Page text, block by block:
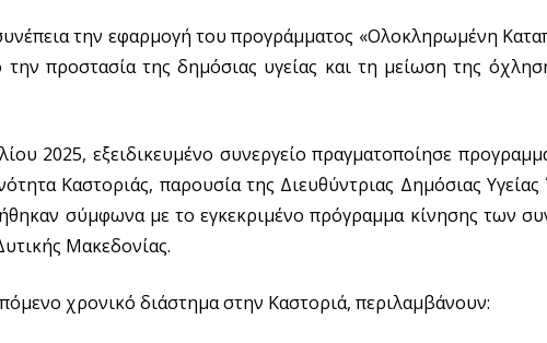
την εφαρμογή του προγράμματος «Ολοκληρωμένη
προστασία της δημόσιας υγείας και τη μείωση της
2025, εξειδικευμένο συνεργείο πραγματοποίησε
Καστοριάς, παρουσία της Διευθύντριας Δημόσιας Υγείας
σύμφωνα με το εγκεκριμένο πρόγραμμα κίνησης των
Μακεδονίας.
χρονικό διάστημα στην Καστοριά, περιλαμβάνουν: